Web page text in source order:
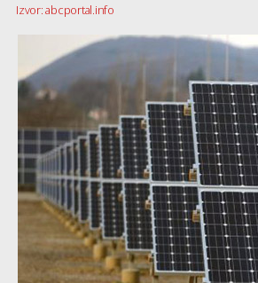
Izvor: abcportal.info